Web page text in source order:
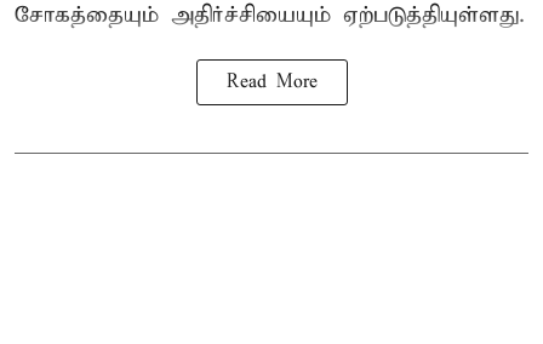
சோகத்தையும் அதிர்ச்சியையும் ஏற்படுத்தியுள்ளது.
Read More